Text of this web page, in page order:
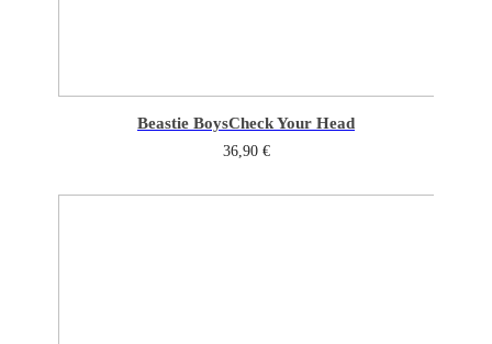
Beastie BoysCheck Your Head
36,90 €